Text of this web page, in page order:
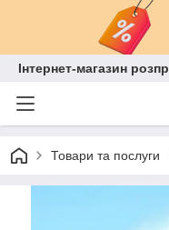
Інтернет-магазин
Товари та послуги